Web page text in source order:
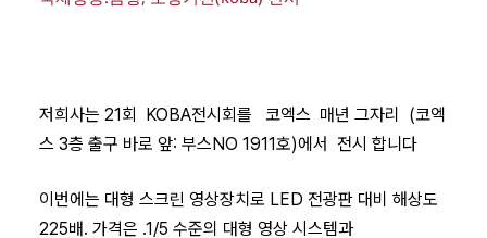
저희사는 21회 KOBA전시회를 코엑스 매년 그자리 (코엑
스 3층 출구 바로 앞: 부스NO 1911호)에서 전시 합니다
이번에는 대형 스크린 영상장치로 LED 전광판 대비 해상도
225배. 가격은 .1/5 수준의 대형 영상 시스템과